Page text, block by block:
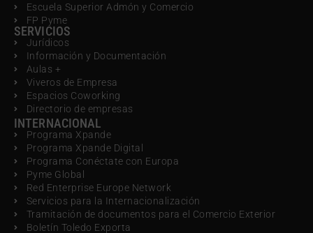
Escuela Superior Admón y Comercio
FP Pyme
SERVICIOS
Jurídicos
Información y Documentación
Aulas +
Viveros de Empresa
Espacios Coworking
Directorio de empresas
INTERNACIONAL
Programa Xpande
Programa Xpande Digital
Programa Conéctate con Europa
Pyme Global
Red Enterprise Europe Network
Servicios para la Internacionalización
Tramitación de documentos para el Comercio Exterior
Boletín Toledo Exporta